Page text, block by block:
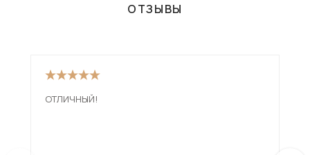
ОТЗЫВЫ
ОТЛИЧНЫЙ!